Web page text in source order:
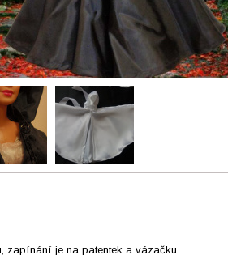
zapínání je na patentek a vázačku